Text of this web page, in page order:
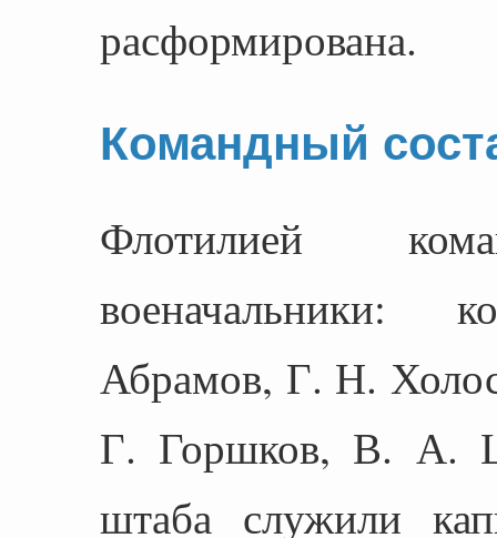
расформирована.
Командный
Флотилией
Абрамов, Г. Н.
Г. Горшков, В. А.
штаба служили